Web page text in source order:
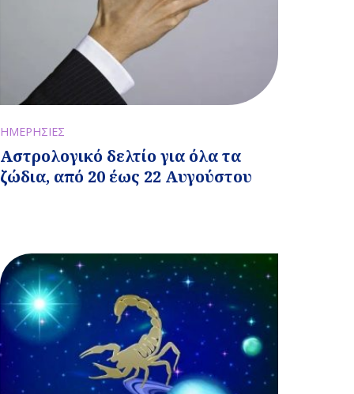
ΗΜΕΡΗΣΙΕΣ
Αστρολογικό δελτίο για όλα τα
ζώδια, από 20 έως 22 Αυγούστου